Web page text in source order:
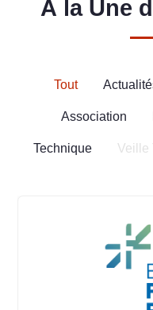
À la Une
Tout
Association
Technique Veille